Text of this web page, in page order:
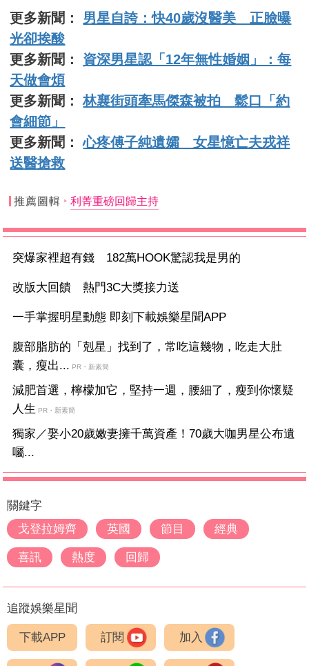
更多新聞： 男星自誇：快40歲沒醫美 正臉曝
光卻挨酸
更多新聞： 資深男星認「12年無性婚姻」：每
天做會煩
更多新聞：林襄街頭牽馬傑森被拍 鬆口「約
會細節」
更多新聞：心疼傅子純遺孀 女星憶亡夫戎祥
送醫搶救
推薦圖輯 利菁重磅回歸主持
突爆家裡超有錢 182萬HOOK驚認我是男的
改版大回饋 熱門3C大獎接力送
一手掌握明星動態 即刻下載娛樂星聞APP
腹部脂肪的「剋星」找到了，常吃這幾物，吃走大肚
囊，瘦出... PR・新素簡
減肥首選，檸檬加它，堅持一週，腰細了，瘦到你懷疑
人生 PR・新素簡
獨家／娶小20歲嫩妻擁千萬資產！70歲大咖男星公布遺
囑...
關鍵字
戈登拉姆齊
英國 節目 經典
喜訊 熱度 回歸
追蹤娛樂星聞
下載APP 訂閱 加入